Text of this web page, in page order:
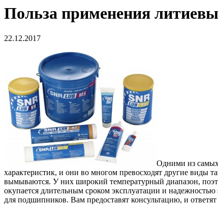
Польза применения
22.12.2017
Одними из самых
характеристик, и они во многом превосходят другие виды
вымываются. У них широкий температурный диапазон,
окупается длительным сроком эксплуатации и
для подшипников. Вам предоставят консультацию, и